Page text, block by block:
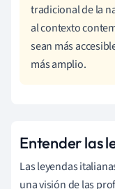
tradicional de la
al contexto
sean más
más amplio.
Entender las
Las leyendas
una visión de las